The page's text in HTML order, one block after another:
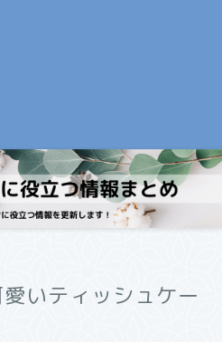
いティッシュケー